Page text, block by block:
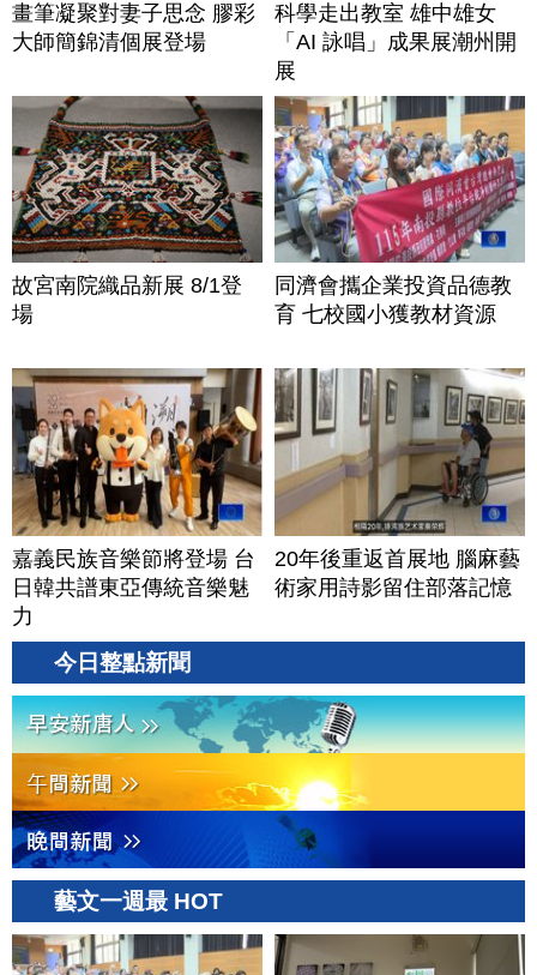
畫筆凝聚對妻子思念 膠彩
大師簡錦清個展登場
科學走出教室 雄中雄女
「AI 詠唱」成果展潮州開
展
故宮南院織品新展 8/1登
場
同濟會攜企業投資品德教
育 七校國小獲教材資源
嘉義民族音樂節將登場 台
日韓共譜東亞傳統音樂魅
力
20年後重返首展地 腦麻藝
術家用詩影留住部落記憶
今日整點新聞
藝文一週最 HOT